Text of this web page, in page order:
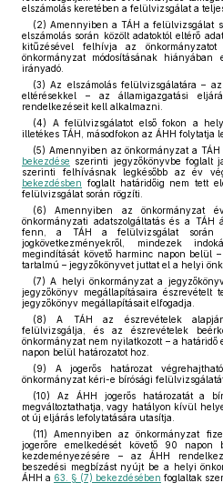
elszámolás keretében a felülvizsgálat a
(2) Amennyiben a TÁH a felülvizsgálat
elszámolás során közölt adatoktól eltérő
kitűzésével felhívja az önkormányzatot
önkormányzat módosításának hiányában
irányadó.
(3) Az elszámolás felülvizsgálatára –
eltérésekkel – az államigazgatási
rendelkezéseit kell alkalmazni.
(4) A felülvizsgálatot első fokon a
illetékes TÁH, másodfokon az ÁHH folytatja
(5) Amennyiben az önkormányzat a TÁH
bekezdése szerinti jegyzőkönyvbe foglalt
szerinti felhívásnak legkésőbb az év
bekezdésben foglalt határidőig nem tett
felülvizsgálat során rögzíti.
(6) Amennyiben az önkormányzat
önkormányzati adatszolgáltatás és a TÁH
fenn, a TÁH a felülvizsgálat során
jogkövetkezményekről, mindezek
megindítását követő harminc napon belül
tartalmú – jegyzőkönyvet juttat el a helyi
(7) A helyi önkormányzat a
jegyzőkönyv megállapításaira
jegyzőkönyv megállapításait elfogadja.
(8) A TÁH az észrevételek
felülvizsgálja, és az észrevételek
önkormányzat nem nyilatkozott – a
napon belül határozatot hoz.
(9) A jogerős határozat
önkormányzat kéri-e bírósági
(10) Az ÁHH jogerős határozatát a
megváltoztathatja, vagy hatályon kívül
ot új eljárás lefolytatására utasítja.
(11) Amennyiben az önkormányzat
jogerőre emelkedését követő 90
kezdeményezésére – az ÁHH
beszedési megbízást nyújt be a helyi
ÁHH a 63. § (7) bekezdésében foglaltak